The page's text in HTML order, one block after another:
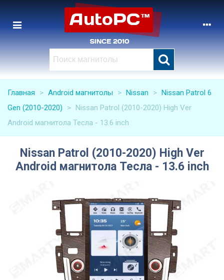
Главная > Android магнитолы > Nissan > Nissan Patrol 6
Gen (2010-2020)
> Nissan Patrol (2010-2020) High Ver
Android магнитола Тесла - 13.6 inch
Nissan Patrol (2010-2020) High Ver
Android магнитола Тесла - 13.6 inch